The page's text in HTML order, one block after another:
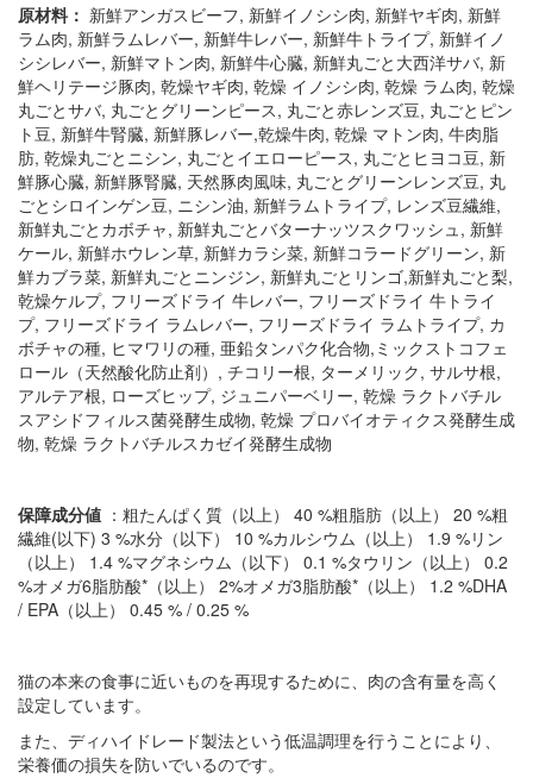
原材料： 新鮮アンガスビーフ, 新鮮イノシシ肉, 新鮮ヤギ肉, 新鮮
ラム肉, 新鮮ラムレバー, 新鮮牛レバー, 新鮮牛トライプ, 新鮮イノ
シシレバー, 新鮮マトン肉, 新鮮牛心臓, 新鮮丸ごと大西洋サバ, 新
鮮ヘリテージ豚肉, 乾燥ヤギ肉, 乾燥 イノシシ肉, 乾燥 ラム肉, 乾燥
丸ごとサバ, 丸ごとグリーンピース, 丸ごと赤レンズ豆, 丸ごとピン
ト豆, 新鮮牛腎臓, 新鮮豚レバー,乾燥牛肉, 乾燥 マトン肉, 牛肉脂
肪, 乾燥丸ごとニシン, 丸ごとイエローピース, 丸ごとヒヨコ豆, 新
鮮豚心臓, 新鮮豚腎臓, 天然豚肉風味, 丸ごとグリーンレンズ豆, 丸
ごとシロインゲン豆, ニシン油, 新鮮ラムトライプ, レンズ豆繊維,
新鮮丸ごとカボチャ, 新鮮丸ごとバターナッツスクワッシュ, 新鮮
ケール, 新鮮ホウレン草, 新鮮カラシ菜, 新鮮コラードグリーン, 新
鮮カブラ菜, 新鮮丸ごとニンジン, 新鮮丸ごとリンゴ,新鮮丸ごと梨,
乾燥ケルプ, フリーズドライ 牛レバー, フリーズドライ 牛トライ
プ, フリーズドライ ラムレバー, フリーズドライ ラムトライプ, カ
ボチャの種, ヒマワリの種, 亜鉛タンパク化合物,ミックストコフェ
ロール（天然酸化防止剤）, チコリー根, ターメリック, サルサ根,
アルテア根, ローズヒップ, ジュニパーベリー, 乾燥 ラクトバチル
スアシドフィルス菌発酵生成物, 乾燥 プロバイオティクス発酵生成
物, 乾燥 ラクトバチルスカゼイ発酵生成物
保障成分値 ：粗たんぱく質（以上） 40 %粗脂肪（以上） 20 %粗
繊維(以下) 3 %水分（以下） 10 %カルシウム（以上） 1.9 %リン
（以上） 1.4 %マグネシウム（以下） 0.1 %タウリン（以上） 0.2
%オメガ6脂肪酸*（以上） 2%オメガ3脂肪酸*（以上） 1.2 %DHA
/ EPA（以上） 0.45 % / 0.25 %
猫の本来の食事に近いものを再現するために、肉の含有量を高く
設定しています。
また、ディハイドレード製法という低温調理を行うことにより、
栄養価の損失を防いでいるのです。